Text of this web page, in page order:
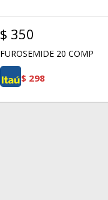
$ 350
FUROSEMIDE 20 COMP
$ 298